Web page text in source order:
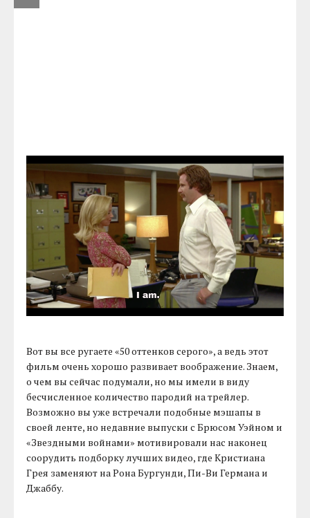
Вот вы все ругаете «50 оттенков серого», а ведь этот
фильм очень хорошо развивает воображение. Знаем,
о чем вы сейчас подумали, но мы имели в виду
бесчисленное количество пародий на трейлер.
Возможно вы уже встречали подобные мэшапы в
своей ленте, но недавние выпуски с Брюсом Уэйном и
«Звездными войнами» мотивировали нас наконец
соорудить подборку лучших видео, где Кристиана
Грея заменяют на Рона Бургунди, Пи-Ви Германа и
Джаббу.